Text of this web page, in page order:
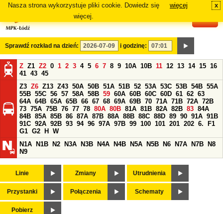
Nasza strona wykorzystuje pliki cookie. Dowiedz się
więcej.
więcej x
Sprawdź rozkład na dzień: i godzinę:
Z Z1 Z2 0 1 2 3 4 5 6 7 8 9 10A 10B 11 12 13 14 15 16
41 43 45
Z3 Z6 Z13 Z43 50A 50B 51A 51B 52 53A 53C 53B 54B 55A
55B 55C 56 57 58A 58B 59 60A 60B 60C 60D 61 62 63
64A 64B 65A 65B 66 67 68 69A 69B 70 71A 71B 72A 72B
73 75A 75B 76 77 78 80A 80B 81A 81B 82A 82B 83 84A
84B 85A 85B 86 87A 87B 88A 88B 88C 88D 89 90 91A 91B
91C 92A 92B 93 94 96 97A 97B 99 100 101 201 202 6.
F1
G1 G2 H
W
N1A
N1B N2 N3A N3B N4A N4B N5A N5B N6 N7A N7B
N8
N9
Linie Zmiany Utrudnienia
Przystanki Połączenia Schematy
Pobierz